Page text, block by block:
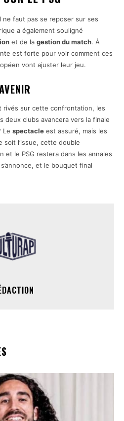
ne faut pas se reposer sur ses
a également souligné
et de la gestion du match. À
est forte pour voir comment ces
vont ajuster leur jeu.
rivés sur cette confrontation, les
deux clubs avancera vers la finale
Le spectacle est assuré, mais les
soit l’issue, cette double
et le PSG restera dans les annales
s’annonce, et le bouquet final